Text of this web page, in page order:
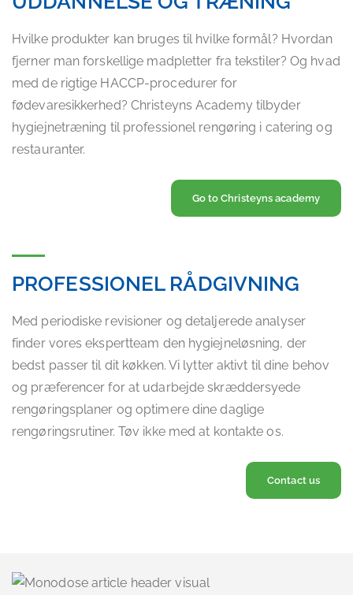
Hvilke produkter kan bruges til hvilke formål? Hvordan
fjerner man forskellige madpletter fra tekstiler? Og hvad
med de rigtige HACCP-procedurer for
fødevaresikkerhed? Christeyns Academy tilbyder
hygiejnetræning til professionel rengøring i catering og
restauranter.
Go to Christeyns academy
PROFESSIONEL RÅDGIVNING
Med periodiske revisioner og detaljerede analyser
finder vores ekspertteam den hygiejneløsning, der
bedst passer til dit køkken. Vi lytter aktivt til dine behov
og præferencer for at udarbejde skræddersyede
rengøringsplaner og optimere dine daglige
rengøringsrutiner. Tøv ikke med at kontakte os.
Contact us